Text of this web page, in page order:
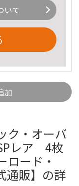
いて
加
ク・オーバ
レア 4枚
ロード・
通販】の詳